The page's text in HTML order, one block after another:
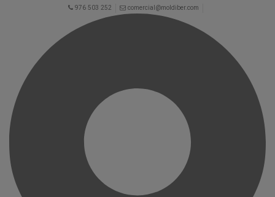
976 503 252 comercial@moldiber.com